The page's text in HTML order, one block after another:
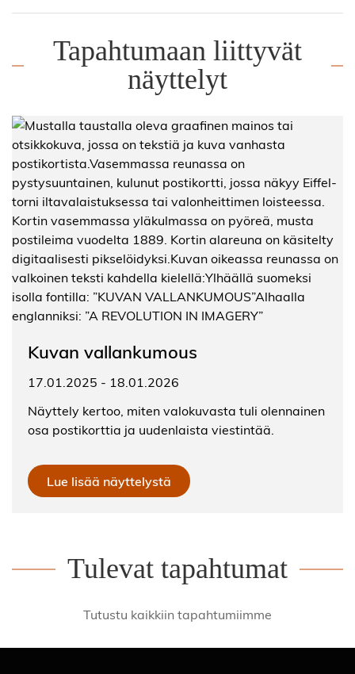
Tapahtumaan liittyvät
näyttelyt
Kuvan vallankumous
17.01.2025 - 18.01.2026
Näyttely kertoo, miten valokuvasta tuli olennainen
osa postikorttia ja uudenlaista viestintää.
Lue lisää näyttelystä
Tulevat tapahtumat
Tutustu kaikkiin tapahtumiimme